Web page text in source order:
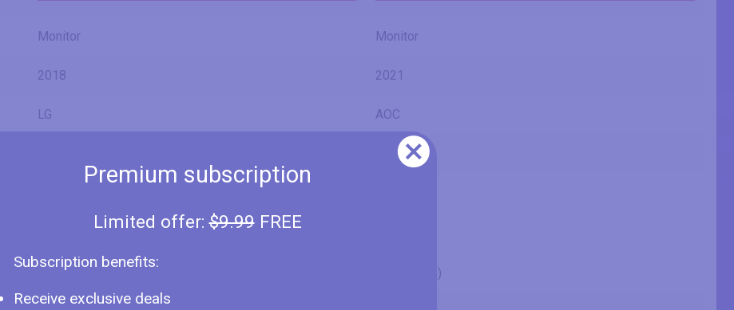
Premium subscription
Limited offer:$9.99FREE
Subscription benefits:
Receive exclusive deals
Monitor Monitor
2018 2021
LG AOC
22B2HN
27" (inches) 21" (inches)